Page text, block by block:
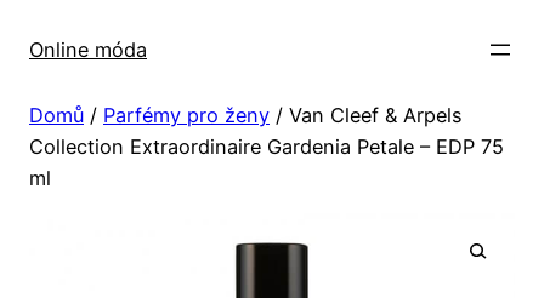
Online móda
Domů / Parfémy pro ženy / Van Cleef & Arpels
Collection Extraordinaire Gardenia Petale – EDP 75
ml